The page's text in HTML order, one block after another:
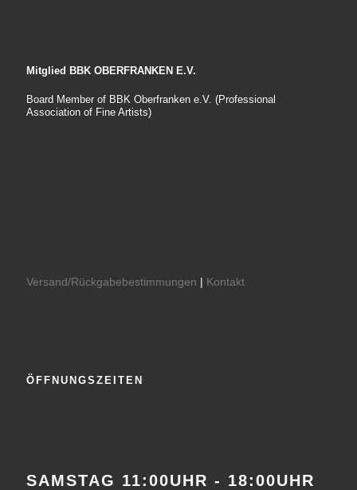
Mitglied BBK OBERFRANKEN E.V.
Board Member of BBK Oberfranken e.V. (Professional
Association of Fine Artists)
Versand/Rückgabebestimmungen | Kontakt
ÖFFNUNGSZEITEN
SAMSTAG 11:00UHR - 18:00UHR